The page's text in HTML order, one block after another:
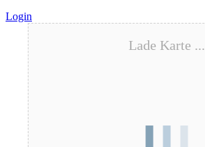
Login
Lade Karte ...